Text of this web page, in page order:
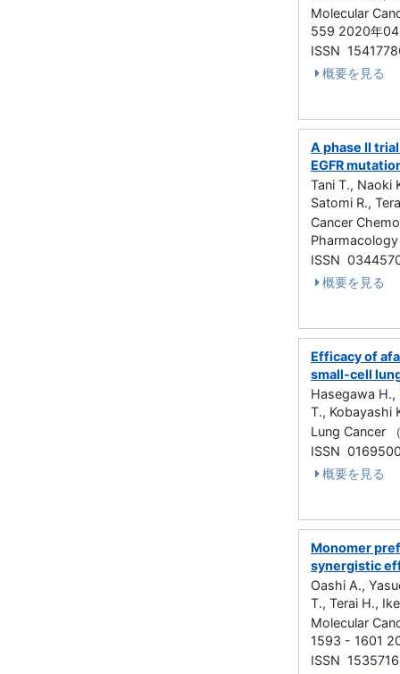
Molecular
559 2020年
ISSN
概要を見る
A phase II
EGFR
Tani T., Naoki
Satomi R.,
Cancer
ISSN
概要を見る
Efficacy of
small-cell
Hasegawa H.,
T., Kobayashi
Lung Cancer
ISSN
概要を見る
Monomer
synergistic
Oashi A.,
T., Terai H.,
Molecular
1593 - 1601
ISSN